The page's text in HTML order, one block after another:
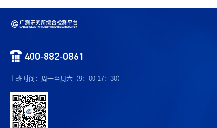
400-882-0861
上班时间：周一至周六（9：00-17：30）